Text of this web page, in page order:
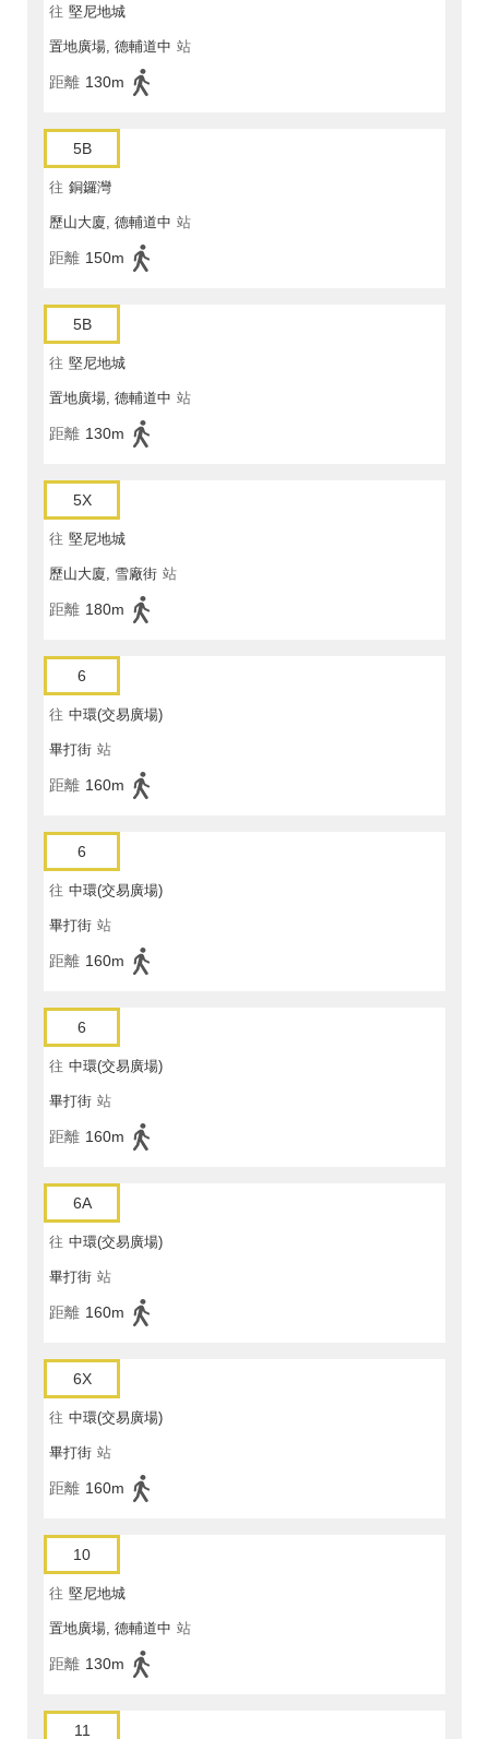
往 堅尼地城
置地廣場, 德輔道中 站
距離 130m
5B
往 銅鑼灣
歷山大廈, 德輔道中 站
距離 150m
5B
往 堅尼地城
置地廣場, 德輔道中 站
距離 130m
5X
往 堅尼地城
歷山大廈, 雪廠街 站
距離 180m
6
往 中環(交易廣場)
畢打街 站
距離 160m
6
往 中環(交易廣場)
畢打街 站
距離 160m
6
往 中環(交易廣場)
畢打街 站
距離 160m
6A
往 中環(交易廣場)
畢打街 站
距離 160m
6X
往 中環(交易廣場)
畢打街 站
距離 160m
10
往 堅尼地城
置地廣場, 德輔道中 站
距離 130m
11